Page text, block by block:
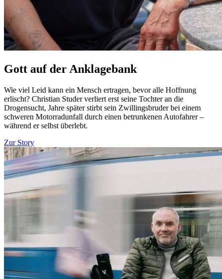
Gott auf der Anklagebank
Wie viel Leid kann ein Mensch ertragen, bevor alle Hoffnung
erlischt? Christian Studer verliert erst seine Tochter an die
Drogensucht, Jahre später stirbt sein Zwillingsbruder bei einem
schweren Motorradunfall durch einen betrunkenen Autofahrer –
während er selbst überlebt.
Zur Story